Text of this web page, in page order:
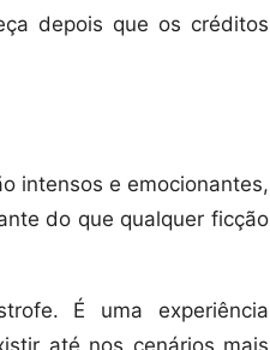
depois que os créditos
intensos e emocionantes,
do que qualquer ficção
É uma experiência
até nos cenários mais